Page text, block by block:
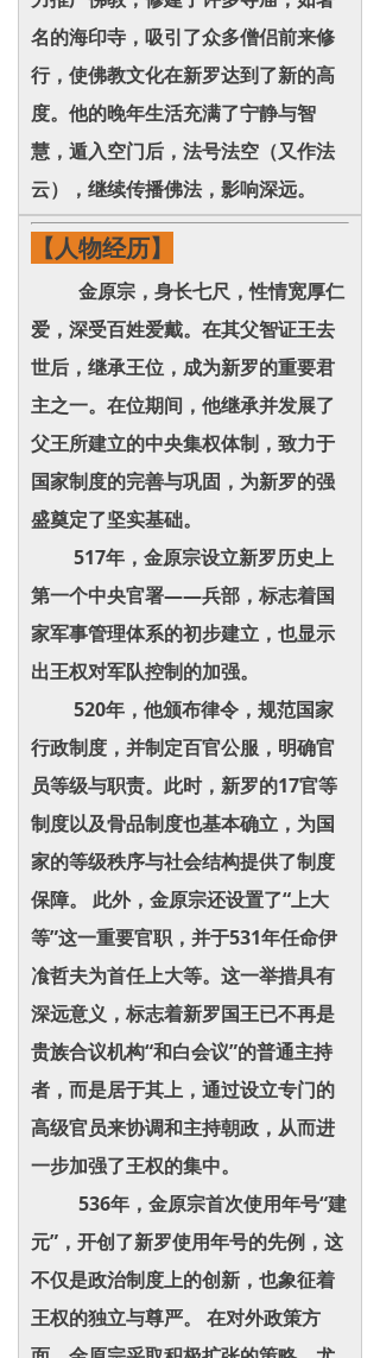
名的海印寺，吸引了众多僧侣前来修
行，使佛教文化在新罗达到了新的高
度。他的晚年生活充满了宁静与智
慧，遁入空门后，法号法空（又作法
云），继续传播佛法，影响深远。
【人物经历】
金原宗，身长七尺，性情宽厚仁
爱，深受百姓爱戴。在其父智证王去
世后，继承王位，成为新罗的重要君
主之一。在位期间，他继承并发展了
父王所建立的中央集权体制，致力于
国家制度的完善与巩固，为新罗的强
盛奠定了坚实基础。
517年，金原宗设立新罗历史上
第一个中央官署——兵部，标志着国
家军事管理体系的初步建立，也显示
出王权对军队控制的加强。
520年，他颁布律令，规范国家
行政制度，并制定百官公服，明确官
员等级与职责。此时，新罗的17官等
制度以及骨品制度也基本确立，为国
家的等级秩序与社会结构提供了制度
保障。 此外，金原宗还设置了“上大
等”这一重要官职，并于531年任命伊
飡哲夫为首任上大等。这一举措具有
深远意义，标志着新罗国王已不再是
贵族合议机构“和白会议”的普通主持
者，而是居于其上，通过设立专门的
高级官员来协调和主持朝政，从而进
一步加强了王权的集中。
536年，金原宗首次使用年号“建
元”，开创了新罗使用年号的先例，这
不仅是政治制度上的创新，也象征着
王权的独立与尊严。 在对外政策方